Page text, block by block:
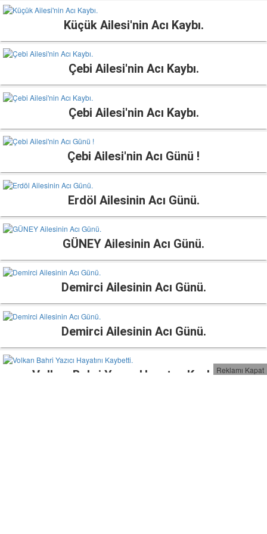
Küçük Ailesi'nin Acı Kaybı.
Çebi Ailesi'nin Acı Kaybı.
Çebi Ailesi'nin Acı Kaybı.
Çebi Ailesi'nin Acı Günü !
Erdöl Ailesinin Acı Günü.
GÜNEY Ailesinin Acı Günü.
Demirci Ailesinin Acı Günü.
Demirci Ailesinin Acı Günü.
Volkan Bahri Yazıcı Hayatını Kaybetti.Reklamı Kapat